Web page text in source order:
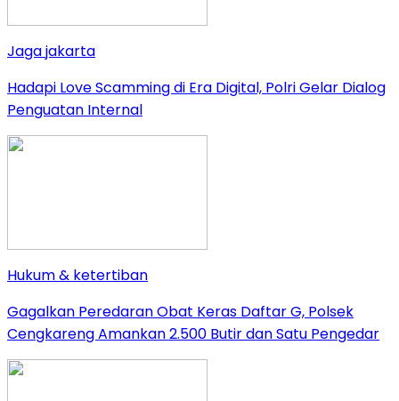
Jaga jakarta
Hadapi Love Scamming di Era Digital, Polri Gelar Dialog
Penguatan Internal
Hukum & ketertiban
Gagalkan Peredaran Obat Keras Daftar G, Polsek
Cengkareng Amankan 2.500 Butir dan Satu Pengedar